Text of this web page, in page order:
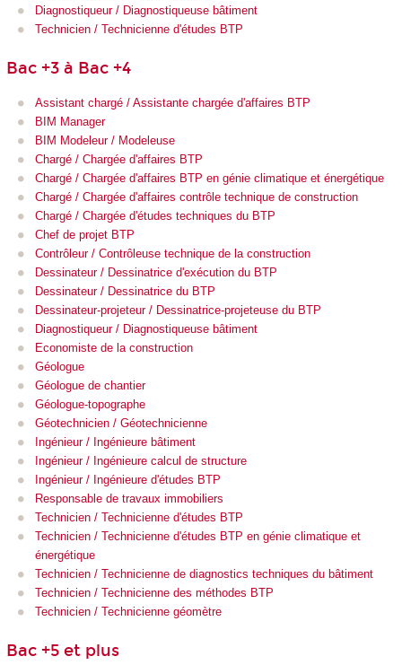
Diagnostiqueur / Diagnostiqueuse bâtiment
Technicien / Technicienne d'études BTP
Bac +3 à Bac +4
Assistant chargé / Assistante chargée d'affaires BTP
BIM Manager
BIM Modeleur / Modeleuse
Chargé / Chargée d'affaires BTP
Chargé / Chargée d'affaires BTP en génie climatique et énergétique
Chargé / Chargée d'affaires contrôle technique de construction
Chargé / Chargée d'études techniques du BTP
Chef de projet BTP
Contrôleur / Contrôleuse technique de la construction
Dessinateur / Dessinatrice d'exécution du BTP
Dessinateur / Dessinatrice du BTP
Dessinateur-projeteur / Dessinatrice-projeteuse du BTP
Diagnostiqueur / Diagnostiqueuse bâtiment
Economiste de la construction
Géologue
Géologue de chantier
Géologue-topographe
Géotechnicien / Géotechnicienne
Ingénieur / Ingénieure bâtiment
Ingénieur / Ingénieure calcul de structure
Ingénieur / Ingénieure d'études BTP
Responsable de travaux immobiliers
Technicien / Technicienne d'études BTP
Technicien / Technicienne d'études BTP en génie climatique et
énergétique
Technicien / Technicienne de diagnostics techniques du bâtiment
Technicien / Technicienne des méthodes BTP
Technicien / Technicienne géomètre
Bac +5 et plus